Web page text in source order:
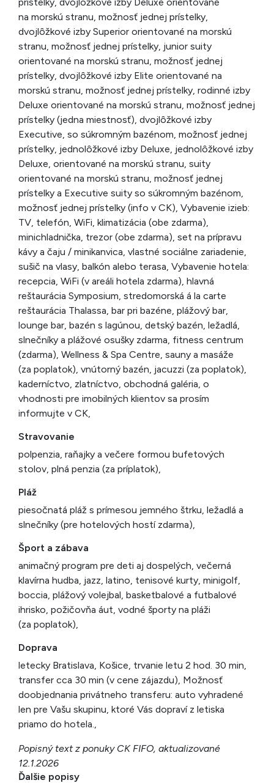
na morskú stranu, možnosť jednej prístelky,
dvojlôžkové izby Superior orientované na morskú
stranu, možnosť jednej prístelky, junior suity
orientované na morskú stranu, možnosť jednej
prístelky, dvojlôžkové izby Elite orientované na
morskú stranu, možnosť jednej prístelky, rodinné izby
Deluxe orientované na morskú stranu, možnosť jednej
prístelky (jedna miestnosť), dvojlôžkové izby
Executive, so súkromným bazénom, možnosť jednej
prístelky, jednolôžkové izby Deluxe, jednolôžkové izby
Deluxe, orientované na morskú stranu, suity
orientované na morskú stranu, možnosť jednej
prístelky a Executive suity so súkromným bazénom,
možnosť jednej prístelky (info v CK), Vybavenie izieb:
TV, telefón, WiFi, klimatizácia (obe zdarma),
minichladnička, trezor (obe zdarma), set na prípravu
kávy a čaju / minikanvica, vlastné sociálne zariadenie,
sušič na vlasy, balkón alebo terasa, Vybavenie hotela:
recepcia, WiFi (v areáli hotela zdarma), hlavná
reštaurácia Symposium, stredomorská á la carte
reštaurácia Thalassa, bar pri bazéne, plážový bar,
lounge bar, bazén s lagúnou, detský bazén, ležadlá,
slnečníky a plážové osušky zdarma, fitness centrum
(zdarma), Wellness & Spa Centre, sauny a masáže
(za poplatok), vnútorný bazén, jacuzzi (za poplatok),
kaderníctvo, zlatníctvo, obchodná galéria, o
vhodnosti pre imobilných klientov sa prosím
informujte v CK,
Stravovanie
polpenzia, raňajky a večere formou bufetových
stolov, plná penzia (za príplatok),
Pláž
piesočnatá pláž s prímesou jemného štrku, ležadlá a
slnečníky (pre hotelových hostí zdarma),
Šport a zábava
animačný program pre deti aj dospelých, večerná
klavírna hudba, jazz, latino, tenisové kurty, minigolf,
boccia, plážový volejbal, basketbalové a futbalové
ihrisko, požičovňa áut, vodné športy na pláži
(za poplatok),
Doprava
letecky Bratislava, Košice, trvanie letu 2 hod. 30 min,
transfer cca 30 min (v cene zájazdu), Možnosť
doobjednania privátneho transferu: auto vyhradené
len pre Vašu skupinu, ktoré Vás dopraví z letiska
priamo do hotela.,
Popisný text z ponuky CK FIFO, aktualizované
12.1.2026
Ďalšie popisy